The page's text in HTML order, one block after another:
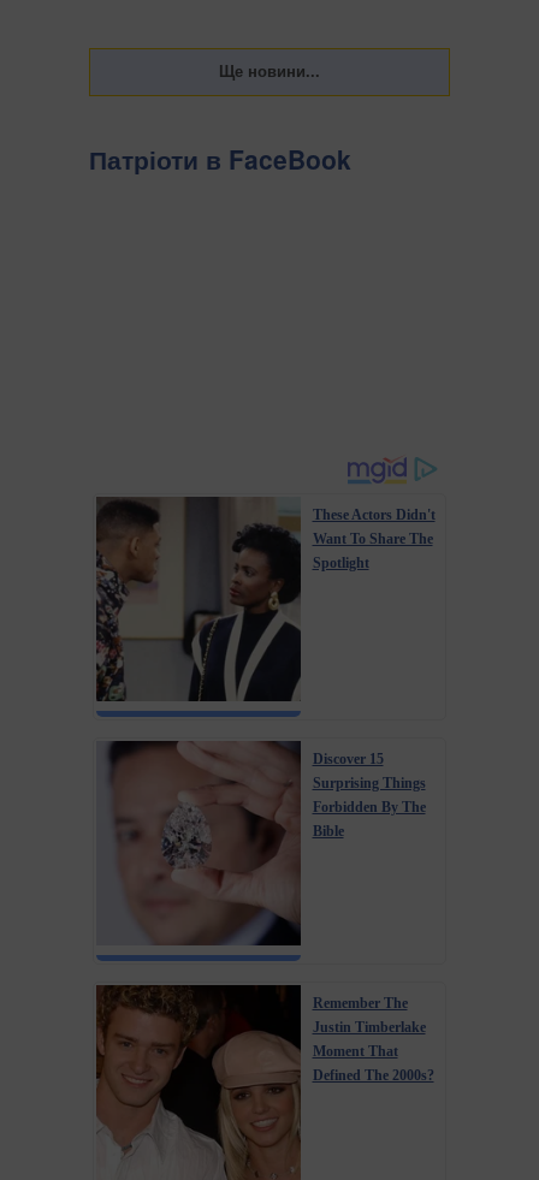
Патріоти в FaceBook
These Actors Didn't
Want To Share The
Spotlight
Discover 15
Surprising Things
Forbidden By The
Bible
Remember The
Justin Timberlake
Moment That
Defined The 2000s?